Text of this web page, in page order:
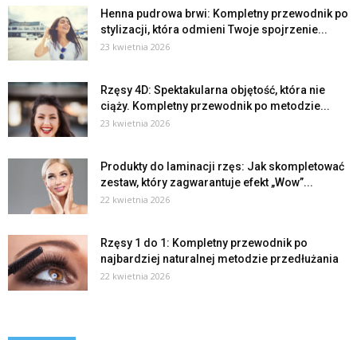
Henna pudrowa brwi: Kompletny przewodnik po
stylizacji, która odmieni Twoje spojrzenie...
23 kwietnia 2026
Rzęsy 4D: Spektakularna objętość, która nie
ciąży. Kompletny przewodnik po metodzie...
23 kwietnia 2026
Produkty do laminacji rzęs: Jak skompletować
zestaw, który zagwarantuje efekt „Wow”...
22 kwietnia 2026
Rzęsy 1 do 1: Kompletny przewodnik po
najbardziej naturalnej metodzie przedłużania
22 kwietnia 2026